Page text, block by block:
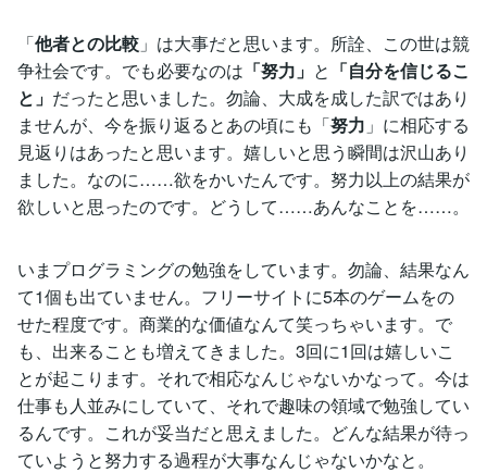
「他者との比較 」は大事だと思います。所詮、この世は競
争社会です。でも必要なのは 「努力」 と 「自分を信じるこ
と」 だったと思いました。勿論、大成を成した訳ではあり
ませんが、今を振り返るとあの頃にも「努力 」に相応する
見返りはあったと思います。嬉しいと思う瞬間は沢山あり
ました。なのに……欲をかいたんです。努力以上の結果が
欲しいと思ったのです。どうして……あんなことを……。
いまプログラミングの勉強をしています。勿論、結果なん
て1個も出ていません。フリーサイトに5本のゲームをの
せた程度です。商業的な価値なんて笑っちゃいます。で
も、出来ることも増えてきました。3回に1回は嬉しいこ
とが起こります。それで相応なんじゃないかなって。今は
仕事も人並みにしていて、それで趣味の領域で勉強してい
るんです。これが妥当だと思えました。どんな結果が待っ
ていようと努力する過程が大事なんじゃないかなと。